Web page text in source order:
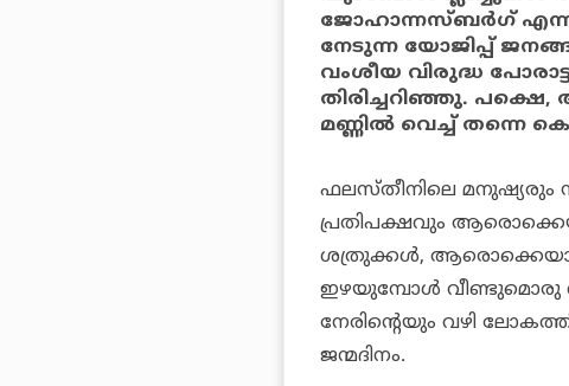
ജോഹാന്നസ്ബര്‍ഗ്
നേടുന്ന യോജിപ്പ്
വംശീയ വിരുദ്ധ
തിരിച്ചറിഞ്ഞു.
മണ്ണില്‍ വെച്ച് തന്നെ
ഫലസ്തീനിലെ മനുഷ്യരും
പ്രതിപക്ഷവും
ശത്രുക്കള്‍, ആരൊക്കെയാവും
ഇഴയുമ്പോള്‍ വീണ്ടുമൊരു
നേരിന്റെയും വഴി
ജന്മദിനം.